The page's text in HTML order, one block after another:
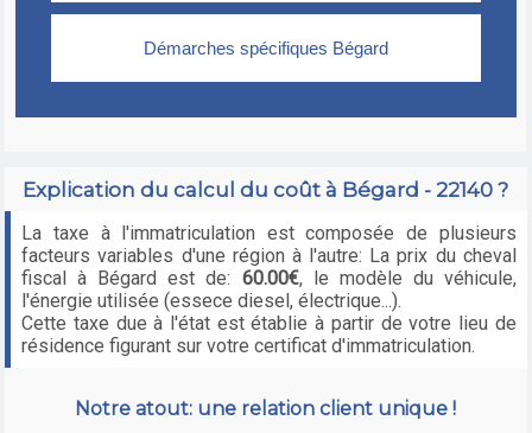
Explication du calcul du coût à Bégard - 22140 ?
La taxe à l'immatriculation est composée de plusieurs
facteurs variables d'une région à l'autre: La prix du cheval
fiscal à Bégard est de: 60.00€, le modèle du véhicule,
l'énergie utilisée (essece diesel, électrique...).
Cette taxe due à l'état est établie à partir de votre lieu de
résidence figurant sur votre certificat d'immatriculation.
Notre atout: une relation client unique !